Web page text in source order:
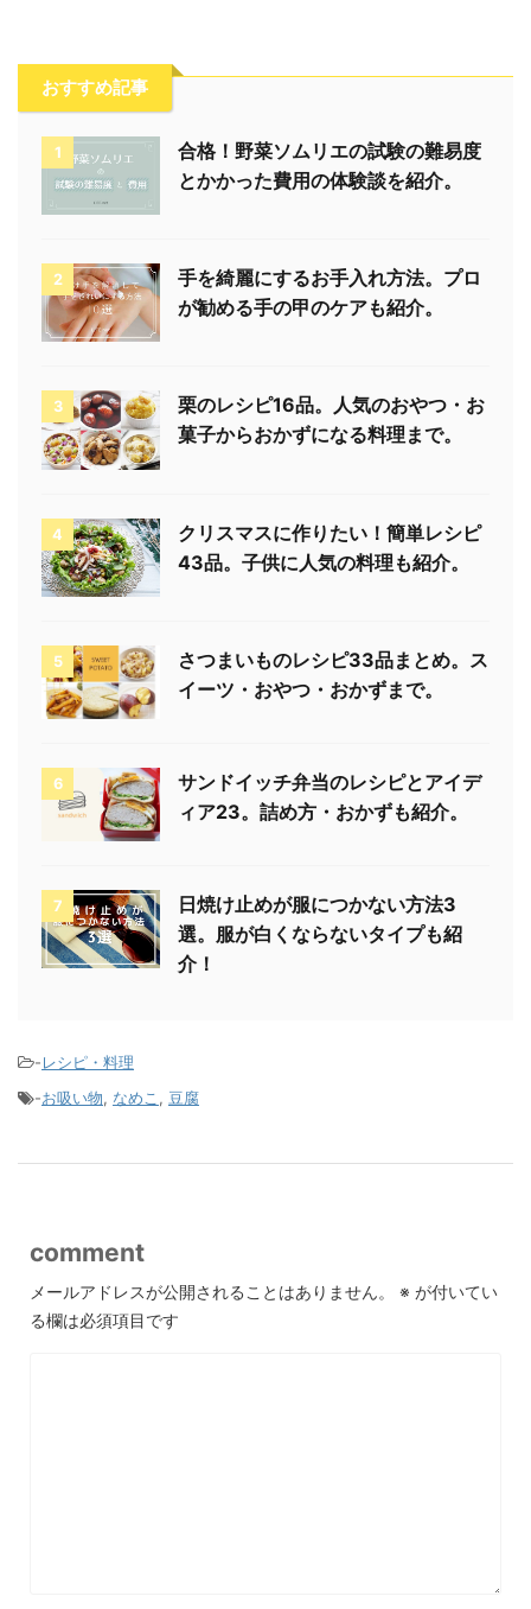
おすすめ記事
1
合格！野菜ソムリエの試験の難易度
とかかった費用の体験談を紹介。
2
手を綺麗にするお手入れ方法。プロ
が勧める手の甲のケアも紹介。
3
栗のレシピ16品。人気のおやつ・お
菓子からおかずになる料理まで。
4
クリスマスに作りたい！簡単レシピ
43品。子供に人気の料理も紹介。
5
さつまいものレシピ33品まとめ。ス
イーツ・おやつ・おかずまで。
6
サンドイッチ弁当のレシピとアイデ
ィア23。詰め方・おかずも紹介。
7
日焼け止めが服につかない方法3
選。服が白くならないタイプも紹
介！
-レシピ・料理
-お吸い物, なめこ , 豆腐
comment
メールアドレスが公開されることはありません。 ※ が付いてい
る欄は必須項目です